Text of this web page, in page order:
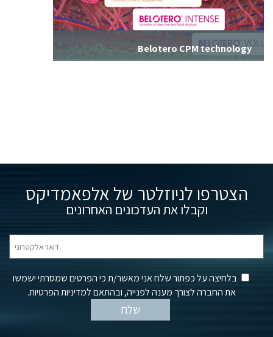
Belotero CPM technology
הצטרפו לניוזלטר של אלפאמדיקס
וקבלו את העדכונים האחרונים
בלחיצה על כפתור שלח אני מאשר/ת כי הפרטים שמסרתי ישמשו
את החברה לצורך מענה לפנייה, ובהתאם למדיניות הפרטיות.